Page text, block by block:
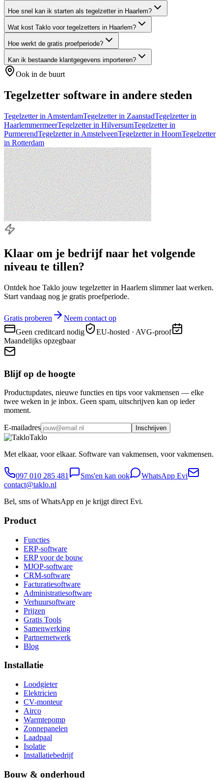
Hoe snel kan ik starten als tegelzetter in Haarlem?
Wat kost Taklo voor tegelzetters in Haarlem?
Hoe werkt de gratis proefperiode?
Kan ik bestaande klantgegevens importeren?
Ook in de buurt
Tegelzetter software in andere steden
Tegelzetterin AmsterdamTegelzetterin ZaanstadTegelzetterin
HaarlemmermeerTegelzetterin HilversumTegelzetterin
PurmerendTegelzetterin AmstelveenTegelzetterin HoornTegelzetter
in Rotterdam
Klaar om je bedrijf naar het volgende
niveau te tillen?
Ontdek hoe Taklo jouw tegelzetter in Haarlem slimmer laat werken.
Start vandaag nog je gratis proefperiode.
Gratis proberen
Neem contact op
Geen creditcard nodig
EU-hosted · AVG-proof
Maandelijks opzegbaar
Blijf op de hoogte
Productupdates, nieuwe functies en tips voor vakmensen — elke
twee weken in je inbox. Geen spam, uitschrijven kan op ieder
moment.
E-mailadres Inschrijven
Taklo
Met elkaar, voor elkaar. Software van vakmensen, voor vakmensen.
097 010 285 481 Sms'en kan ook
WhatsApp Evi
contact@taklo.nl
Bel, sms of WhatsApp en je krijgt direct Evi.
Product
Functies
ERP-software
ERP voor de bouw
MJOP-software
CRM-software
Facturatiesoftware
Administratiesoftware
Verhuursoftware
Prijzen
Gratis Tools
Samenwerking
Partnernetwerk
Blog
Installatie
Loodgieter
Elektricien
CV-monteur
Airco
Warmtepomp
Zonnepanelen
Laadpaal
Isolatie
Installatiebedrijf
Bouw & onderhoud